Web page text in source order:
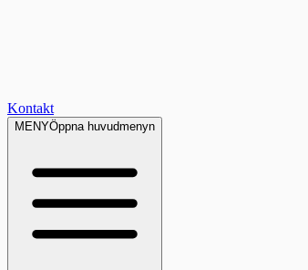
Kontakt
MENYÖppna huvudmenyn